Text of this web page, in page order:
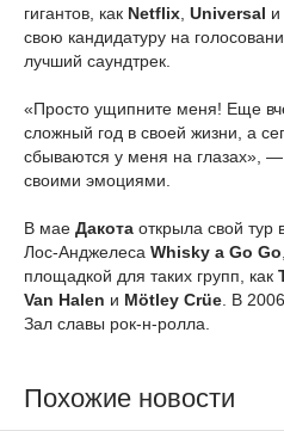
гигантов, как Netflix Universal и
свою кандидатуру на
лучший саундтрек.
«Просто ущипните меня! Еще
сложный год в своей жизни, а
сбываются у меня на глазах»,
своими эмоциями.
В мае Дакота открыла свой тур
Лос-Анджелеса Whisky a Go Go
площадкой для таких групп, как
Van Halen и Mötley Crüe . В
Зал славы рок-н-ролла.
Похожие новости